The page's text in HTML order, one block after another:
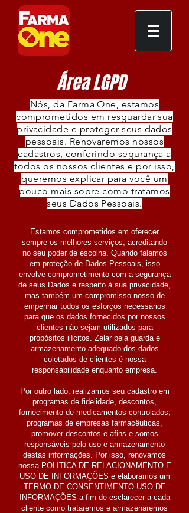
Área LGPD
Nós, da Farma One, estamos
comprometidos em resguardar sua
privacidade e proteger seus dados
pessoais. Renovaremos nossos
cadastros, conferindo segurança a
todos os nossos clientes e por isso,
queremos explicar para você um
pouco mais sobre como tratamos
seus Dados Pessoais.
Estamos comprometidos em oferecer
sempre os melhores serviços, acreditando
no seu poder de escolha. Quando falamos
em proteção de Dados Pessoais, isso
envolve comprometimento com a segurança
de seus Dados e respeito à sua privacidade,
mas também um compromisso nosso de
empenhar todos os esforços necessários
para que os dados fornecidos por nossos
clientes não sejam utilizados para
propósitos ilícitos. Zelar pela guarda e
armazenamento adequado dos dados
coletados de clientes é nossa
responsabilidade enquanto empresa.
Por outro lado, realizamos seu cadastro em
programas de fidelidade, descontos,
fornecimento de medicamentos controlados,
programas de empresas farmacêuticas,
promover descontos e afins e somos
responsáveis pelo uso e armazenamento
destas informações. Por isso, renovamos
nossa POLITICA DE RELACIONAMENTO E
USO DE INFORMAÇÕES e elaboramos um
TERMO DE CONSENTIMENTO USO DE
INFORMAÇÕES a fim de esclarecer a cada
cliente como trataremos e armazenaremos